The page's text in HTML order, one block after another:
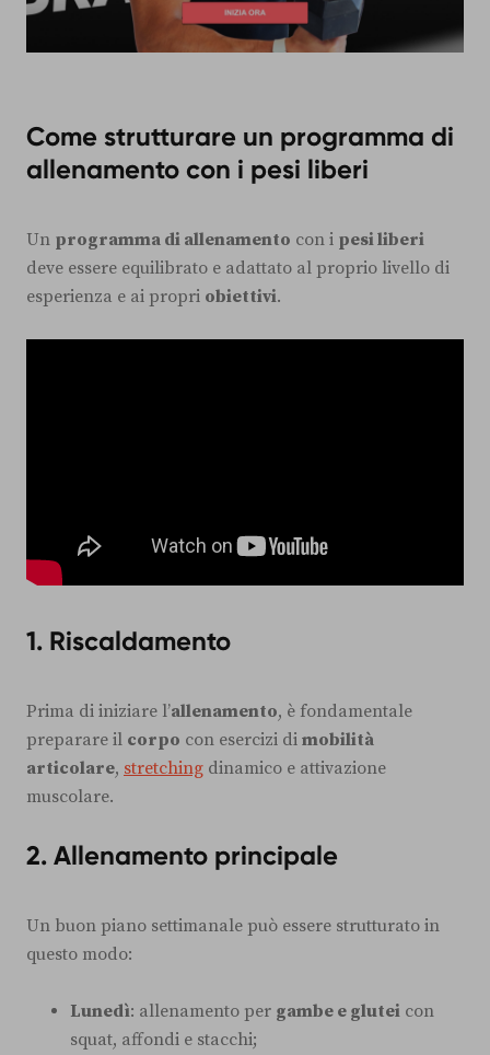
Come strutturare un programma di
allenamento con i pesi liberi
Un programma di allenamento con i pesi liberi
deve essere equilibrato e adattato al proprio livello di
esperienza e ai propri obiettivi.
1. Riscaldamento
Prima di iniziare l’allenamento, è fondamentale
preparare il corpo con esercizi di mobilità
articolare, stretching dinamico e attivazione
muscolare.
2. Allenamento principale
Un buon piano settimanale può essere strutturato in
questo modo:
Lunedì: allenamento per gambe e glutei con
squat, affondi e stacchi;